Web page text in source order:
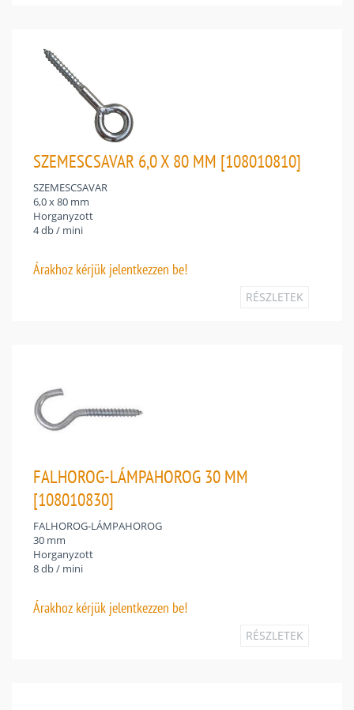
SZEMESCSAVAR 6,0 X 80 MM [108010810]
SZEMESCSAVAR
6,0 x 80 mm
Horganyzott
4 db / mini
Árakhoz kérjük jelentkezzen be!
RÉSZLETEK
FALHOROG-LÁMPAHOROG 30 MM
[108010830]
FALHOROG-LÁMPAHOROG
30 mm
Horganyzott
8 db / mini
Árakhoz kérjük jelentkezzen be!
RÉSZLETEK